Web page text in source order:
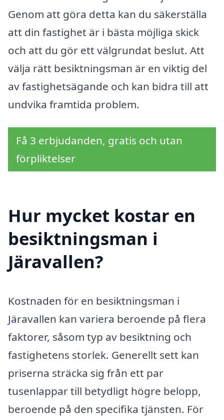
Genom att göra detta kan du säkerställa
att din fastighet är i bästa möjliga skick
och att du gör ett välgrundat beslut. Att
välja rätt besiktningsman är en viktig del
av fastighetsägande och kan bidra till att
undvika framtida problem.
Få 3 erbjudanden, gratis och utan
förpliktelser
Hur mycket kostar en
besiktningsman i
Järavallen?
Kostnaden för en besiktningsman i
Järavallen kan variera beroende på flera
faktorer, såsom typ av besiktning och
fastighetens storlek. Generellt sett kan
priserna sträcka sig från ett par
tusenlappar till betydligt högre belopp,
beroende på den specifika tjänsten. För